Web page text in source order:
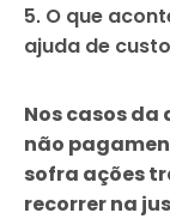
5. O que
ajuda de
Nos casos da
não
sofra ações
recorrer na